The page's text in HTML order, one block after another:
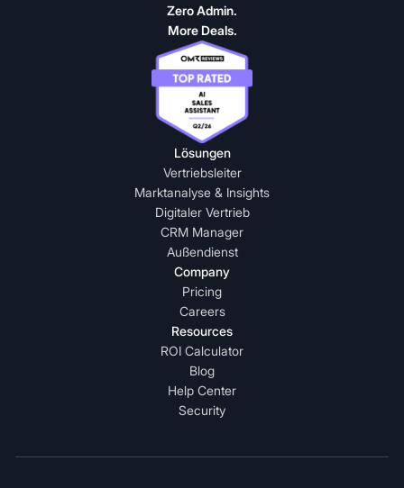
Zero Admin.
More Deals.
Lösungen
Vertriebsleiter
Marktanalyse & Insights
Digitaler Vertrieb
CRM Manager
Außendienst
Company
Pricing
Careers
Resources
ROI Calculator
Blog
Help Center
Security